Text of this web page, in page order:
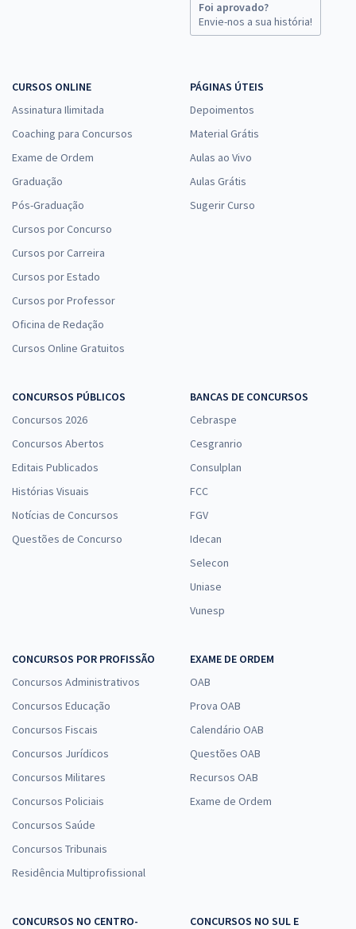
Foi aprovado?
Envie-nos a sua história!
CURSOS ONLINE
Assinatura Ilimitada
Coaching para Concursos
Exame de Ordem
Graduação
Pós-Graduação
Cursos por Concurso
Cursos por Carreira
Cursos por Estado
Cursos por Professor
Oficina de Redação
Cursos Online Gratuitos
PÁGINAS ÚTEIS
Depoimentos
Material Grátis
Aulas ao Vivo
Aulas Grátis
Sugerir Curso
CONCURSOS PÚBLICOS
Concursos 2026
Concursos Abertos
Editais Publicados
Histórias Visuais
Notícias de Concursos
Questões de Concurso
BANCAS DE CONCURSOS
Cebraspe
Cesgranrio
Consulplan
FCC
FGV
Idecan
Selecon
Uniase
Vunesp
CONCURSOS POR PROFISSÃO
Concursos Administrativos
Concursos Educação
Concursos Fiscais
Concursos Jurídicos
Concursos Militares
Concursos Policiais
Concursos Saúde
Concursos Tribunais
Residência Multiprofissional
EXAME DE ORDEM
OAB
Prova OAB
Calendário OAB
Questões OAB
Recursos OAB
Exame de Ordem
CONCURSOS NO CENTRO-
CONCURSOS NO SUL E